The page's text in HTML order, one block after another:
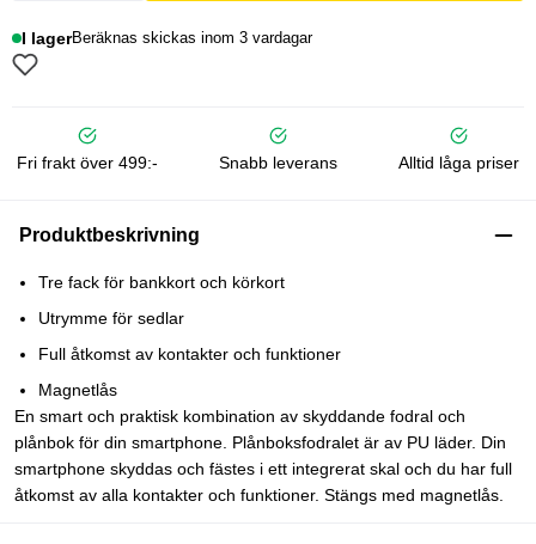
I lagerBeräknas skickas inom 3 vardagar
Fri frakt över 499:- Snabb leverans Alltid låga priser
Produktbeskrivning
Tre fack för bankkort och körkort
Utrymme för sedlar
Full åtkomst av kontakter och funktioner
Magnetlås
En smart och praktisk kombination av skyddande fodral och
plånbok för din smartphone. Plånboksfodralet är av PU läder. Din
smartphone skyddas och fästes i ett integrerat skal och du har full
åtkomst av alla kontakter och funktioner. Stängs med magnetlås.